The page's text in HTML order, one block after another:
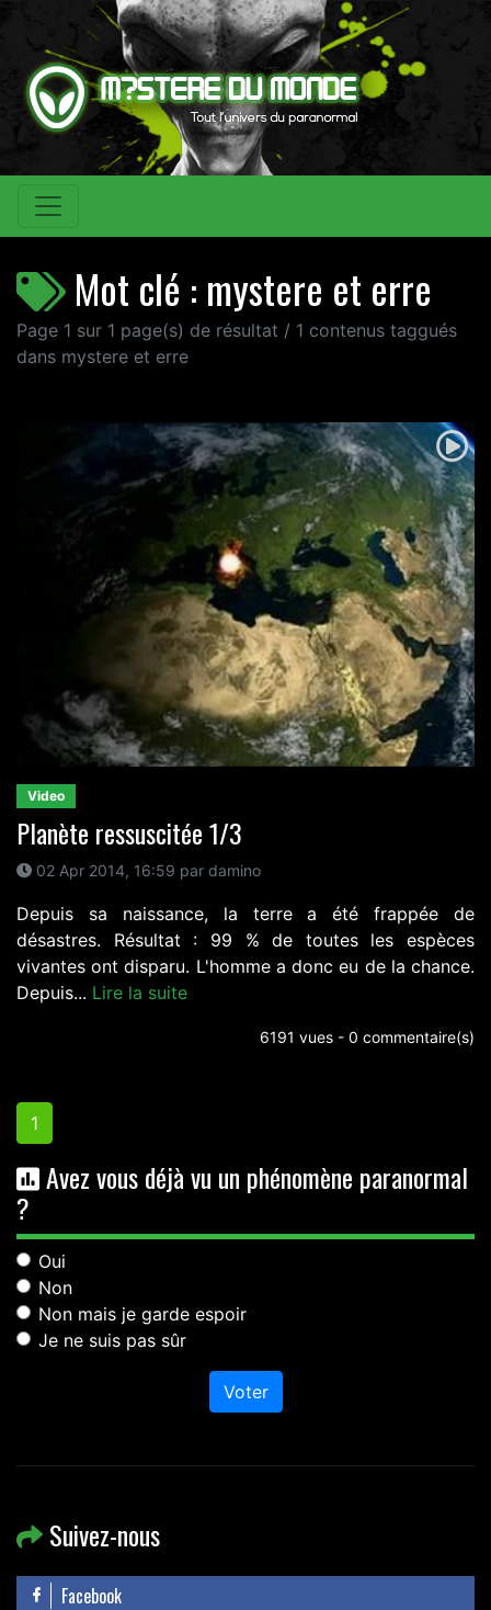
Mot clé : mystere et erre
Page 1 sur 1 page(s) de résultat / 1 contenus taggués
dans mystere et erre
Video
Planète ressuscitée 1/3
02 Apr 2014, 16:59 par damino
Depuis sa naissance, la terre a été frappée de
désastres. Résultat : 99 % de toutes les espèces
vivantes ont disparu. L'homme a donc eu de la chance.
Depuis... Lire la suite
6191 vues - 0 commentaire(s)
1
Avez vous déjà vu un phénomène paranormal
?
Oui
Non
Non mais je garde espoir
Je ne suis pas sûr
Voter
Suivez-nous
Facebook